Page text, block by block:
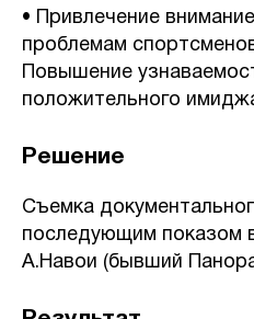
• Привлечение
проблемам
Повышение
положительного
Решение
Съемка
последующим показом
А.Навои (бывший